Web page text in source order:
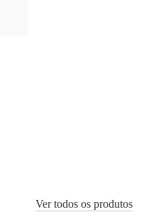
Ver todos os produtos